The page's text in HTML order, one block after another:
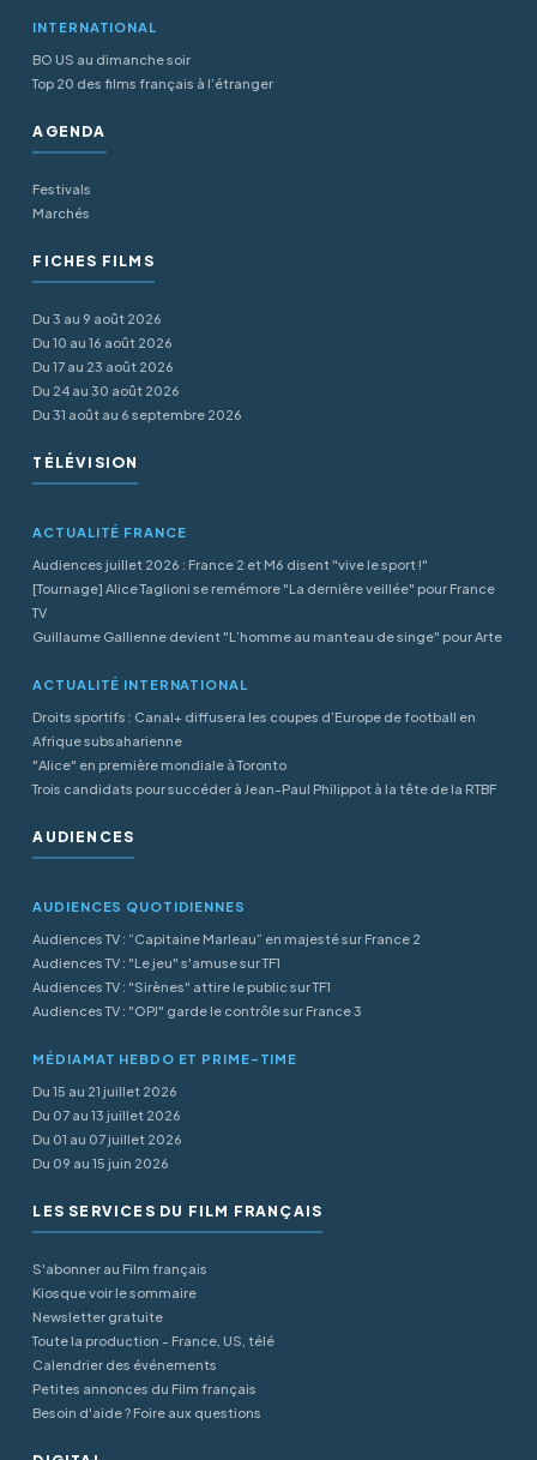
INTERNATIONAL
BO US au dimanche soir
Top 20 des films français à l’étranger
AGENDA
Festivals
Marchés
FICHES FILMS
Du 3 au 9 août 2026
Du 10 au 16 août 2026
Du 17 au 23 août 2026
Du 24 au 30 août 2026
Du 31 août au 6 septembre 2026
TÉLÉVISION
ACTUALITÉ FRANCE
Audiences juillet 2026 : France 2 et M6 disent "vive le sport !"
[Tournage] Alice Taglioni se remémore "La dernière veillée" pour France
TV
Guillaume Gallienne devient "L’homme au manteau de singe" pour Arte
ACTUALITÉ INTERNATIONAL
Droits sportifs : Canal+ diffusera les coupes d’Europe de football en
Afrique subsaharienne
"Alice" en première mondiale à Toronto
Trois candidats pour succéder à Jean-Paul Philippot à la tête de la RTBF
AUDIENCES
AUDIENCES QUOTIDIENNES
Audiences TV : “Capitaine Marleau” en majesté sur France 2
Audiences TV : "Le jeu" s'amuse sur TF1
Audiences TV : "Sirènes" attire le public sur TF1
Audiences TV : "OPJ" garde le contrôle sur France 3
MÉDIAMAT HEBDO ET PRIME-TIME
Du 15 au 21 juillet 2026
Du 07 au 13 juillet 2026
Du 01 au 07 juillet 2026
Du 09 au 15 juin 2026
LES SERVICES DU FILM FRANÇAIS
S'abonner au Film français
Kiosque voir le sommaire
Newsletter gratuite
Toute la production - France, US, télé
Calendrier des événements
Petites annonces du Film français
Besoin d'aide ? Foire aux questions